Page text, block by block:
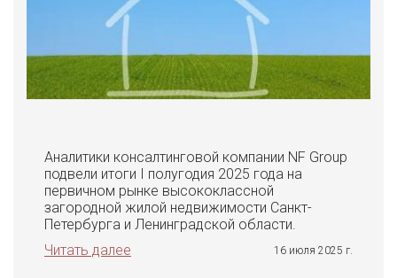
Аналитики консалтинговой компании NF Group
подвели итоги I полугодия 2025 года на
первичном рынке высококлассной
загородной жилой недвижимости Санкт-
Петербурга и Ленинградской области.
Читать далее
16 июля 2025 г.